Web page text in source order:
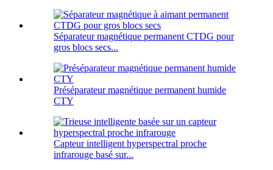
Séparateur magnétique permanent CTDG pour
gros blocs secs...
Préséparateur magnétique permanent humide
CTY
Capteur intelligent hyperspectral proche
infrarouge basé sur...